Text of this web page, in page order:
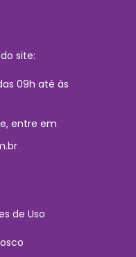
site:
09h até às
entre em
de Uso